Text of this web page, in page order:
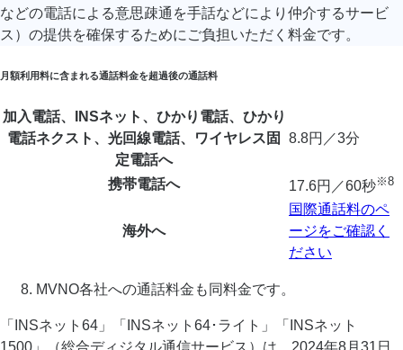
などの電話による意思疎通を手話などにより仲介するサービ
ス）の提供を確保するためにご負担いただく料金です。
月額利用料に含まれる通話料金を超過後の通話料
加入電話、INSネット、ひかり電話、ひかり
電話ネクスト、光回線電話、ワイヤレス固
定電話へ
8.8円／3分
携帯電話へ 17.6円／60秒※8
海外へ
国際通話料のペ
ージをご確認く
ださい
MVNO各社への通話料金も同料金です。
「INSネット64」「INSネット64･ライト」「INSネット
1500」（総合ディジタル通信サービス）は、2024年8月31日